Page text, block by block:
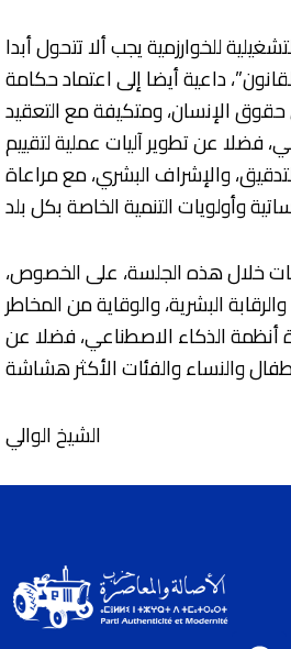
للخوارزمية يجب ألا تتحول أبدا
داعية أيضا إلى اعتماد حكامة
حقوق الإنسان، ومتكيفة مع التعقيد
فضلا عن تطوير آليات عملية لتقييم
والإشراف البشري، مع مراعاة
خلال هذه الجلسة، على الخصوص،
البشرية، والوقاية من المخاطر
أنظمة الذكاء الاصطناعي، فضلا عن
الشيخ الوالي